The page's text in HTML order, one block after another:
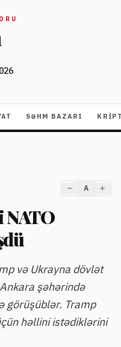
SƏHM BAZARI
A
NATO
və Ukrayna dövlət
şəhərində
görüşüblər. Tramp
həllini istədiklərini